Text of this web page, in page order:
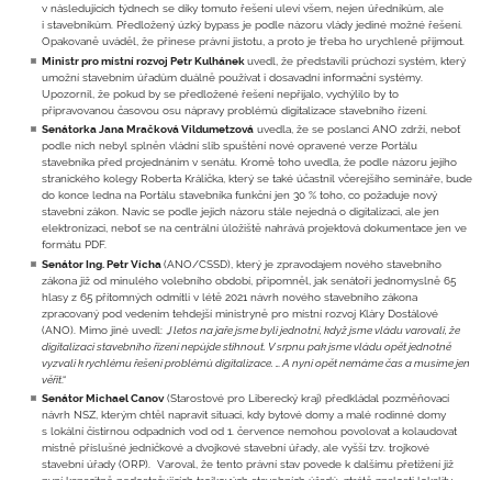
v následujících týdnech se díky tomuto řešení uleví všem, nejen úředníkům, ale
i stavebníkům. Předložený úzký bypass je podle názoru vlády jediné možné řešení.
Opakovaně uváděl, že přinese právní jistotu, a proto je třeba ho urychleně přijmout.
Ministr pro místní rozvoj Petr Kulhánekuvedl, že představili průchozí systém, který
umožní stavebním úřadům duálně používat i dosavadní informační systémy.
Upozornil, že pokud by se předložené řešení nepřijalo, vychýlilo by to
připravovanou časovou osu nápravy problémů digitalizace stavebního řízení.
Senátorka Jana Mračková Vildumetzová uvedla, že se poslanci ANO zdrží, neboť
podle nich nebyl splněn vládní slib spuštění nové opravené verze Portálu
stavebníka před projednáním v senátu. Kromě toho uvedla, že podle názoru jejího
stranického kolegy Roberta Králíčka, který se také účastnil včerejšího semináře, bude
do konce ledna na Portálu stavebníka funkční jen 30 % toho, co požaduje nový
stavební zákon. Navíc se podle jejich názoru stále nejedná o digitalizaci, ale jen
elektronizaci, neboť se na centrální úložiště nahrává projektová dokumentace jen ve
formátu PDF.
Senátor Ing. Petr Vícha(ANO/CSSD), který je zpravodajem nového stavebního
zákona již od minulého volebního období, připomněl, jak senátoři jednomyslně 65
hlasy z 65 přítomných odmítli v létě 2021 návrh nového stavebního zákona
zpracovaný pod vedením tehdejší ministryně pro místní rozvoj Kláry Dostálové
(ANO). Mimo jiné uvedl: „ I letos na jaře jsme byli jednotní, když jsme vládu varovali, že
digitalizaci stavebního řízení nepůjde stihnout. V srpnu pak jsme vládu opět jednotně
vyzvali k rychlému řešení problémů digitalizace. … A nyní opět nemáme čas a musíme jen
věřit.“
Senátor Michael Canov(Starostové pro Liberecký kraj) předkládal pozměňovací
návrh NSZ, kterým chtěl napravit situaci, kdy bytové domy a malé rodinné domy
s lokální čistírnou odpadních vod od 1. července nemohou povolovat a kolaudovat
místně příslušné jedničkové a dvojkové stavební úřady, ale vyšší tzv. trojkové
stavební úřady (ORP). Varoval, že tento právní stav povede k dalšímu přetížení již